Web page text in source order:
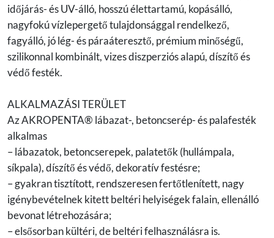
időjárás- és UV-álló, hosszú élettartamú, kopásálló,
nagyfokú vízlepergető tulajdonsággal rendelkező,
fagyálló, jó lég- és páraáteresztő, prémium minőségű,
szilikonnal kombinált, vizes diszperziós alapú, díszítő és
védő festék.
ALKALMAZÁSI TERÜLET
Az AKROPENTA® lábazat-, betoncserép- és palafesték
alkalmas
– lábazatok, betoncserepek, palatetők (hullámpala,
síkpala), díszítő és védő, dekoratív festésre;
– gyakran tisztított, rendszeresen fertőtlenített, nagy
igénybevételnek kitett beltéri helyiségek falain, ellenálló
bevonat létrehozására;
– elsősorban kültéri, de beltéri felhasználásra is.